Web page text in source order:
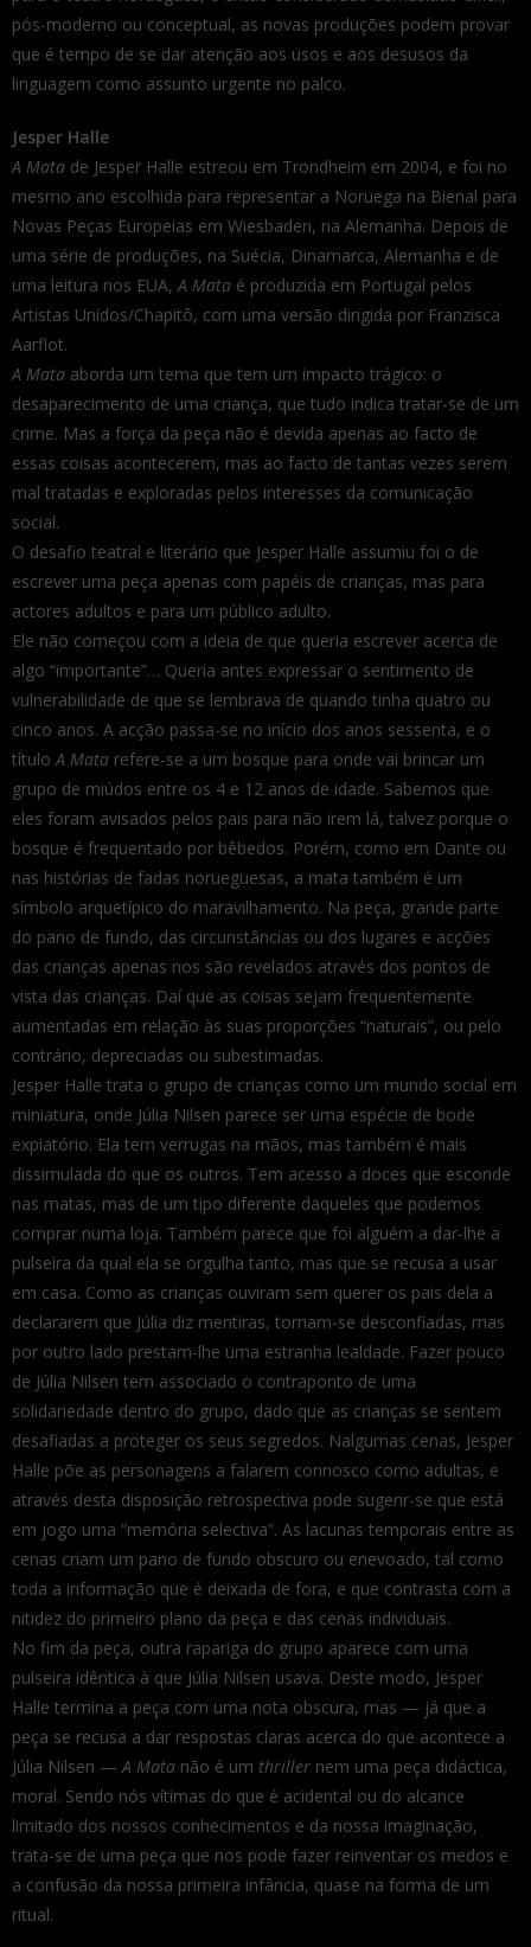
pós-moderno ou conceptual, as novas produções podem provar
que é tempo de se dar atenção aos usos e aos desusos da
linguagem como assunto urgente no palco.
Jesper Halle
A Mata de Jesper Halle estreou em Trondheim em 2004, e foi no
mesmo ano escolhida para representar a Noruega na Bienal para
Novas Peças Europeias em Wiesbaden, na Alemanha. Depois de
uma série de produções, na Suécia, Dinamarca, Alemanha e de
uma leitura nos EUA,A Mata é produzida em Portugal pelos
Artistas Unidos/Chapitô, com uma versão dirigida por Franzisca
Aarflot.
A Mata aborda um tema que tem um impacto trágico: o
desaparecimento de uma criança, que tudo indica tratar-se de um
crime. Mas a força da peça não é devida apenas ao facto de
essas coisas acontecerem, mas ao facto de tantas vezes serem
mal tratadas e exploradas pelos interesses da comunicação
social.
O desafio teatral e literário que Jesper Halle assumiu foi o de
escrever uma peça apenas com papéis de crianças, mas para
actores adultos e para um público adulto.
Ele não começou com a ideia de que queria escrever acerca de
algo “importante”… Queria antes expressar o sentimento de
vulnerabilidade de que se lembrava de quando tinha quatro ou
cinco anos. A acção passa-se no início dos anos sessenta, e o
títuloA Mata refere-se a um bosque para onde vai brincar um
grupo de miúdos entre os 4 e 12 anos de idade. Sabemos que
eles foram avisados pelos pais para não irem lá, talvez porque o
bosque é frequentado por bêbedos. Porém, como em Dante ou
nas histórias de fadas norueguesas, a mata também é um
símbolo arquetípico do maravilhamento. Na peça, grande parte
do pano de fundo, das circunstâncias ou dos lugares e acções
das crianças apenas nos são revelados através dos pontos de
vista das crianças. Daí que as coisas sejam frequentemente
aumentadas em relação às suas proporções “naturais”, ou pelo
contrário, depreciadas ou subestimadas.
Jesper Halle trata o grupo de crianças como um mundo social em
miniatura, onde Júlia Nilsen parece ser uma espécie de bode
expiatório. Ela tem verrugas na mãos, mas também é mais
dissimulada do que os outros. Tem acesso a doces que esconde
nas matas, mas de um tipo diferente daqueles que podemos
comprar numa loja. Também parece que foi alguém a dar-lhe a
pulseira da qual ela se orgulha tanto, mas que se recusa a usar
em casa. Como as crianças ouviram sem querer os pais dela a
declararem que Júlia diz mentiras, tornam-se desconfiadas, mas
por outro lado prestam-lhe uma estranha lealdade. Fazer pouco
de Júlia Nilsen tem associado o contraponto de uma
solidariedade dentro do grupo, dado que as crianças se sentem
desafiadas a proteger os seus segredos. Nalgumas cenas, Jesper
Halle põe as personagens a falarem connosco como adultas, e
através desta disposição retrospectiva pode sugerir-se que está
em jogo uma “memória selectiva”. As lacunas temporais entre as
cenas criam um pano de fundo obscuro ou enevoado, tal como
toda a informação que é deixada de fora, e que contrasta com a
nitidez do primeiro plano da peça e das cenas individuais.
No fim da peça, outra rapariga do grupo aparece com uma
pulseira idêntica à que Júlia Nilsen usava. Deste modo, Jesper
Halle termina a peça com uma nota obscura, mas — já que a
peça se recusa a dar respostas claras acerca do que acontece a
Júlia Nilsen —A Mata não é um thriller nem uma peça didáctica,
moral. Sendo nós vítimas do que é acidental ou do alcance
limitado dos nossos conhecimentos e da nossa imaginação,
trata-se de uma peça que nos pode fazer reinventar os medos e
a confusão da nossa primeira infância, quase na forma de um
ritual.